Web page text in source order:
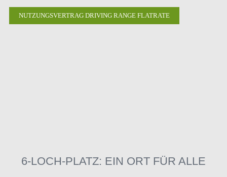
NUTZUNGSVERTRAG DRIVING RANGE FLATRATE
6-LOCH-PLATZ: EIN ORT FÜR ALLE